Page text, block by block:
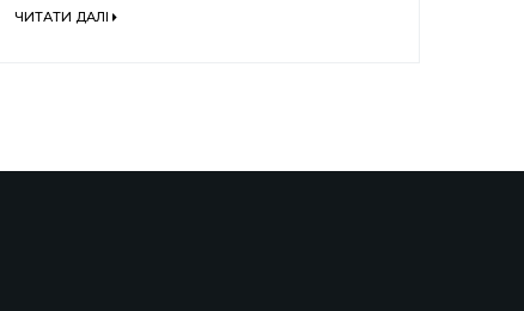
ЧИТАТИ ДАЛІ